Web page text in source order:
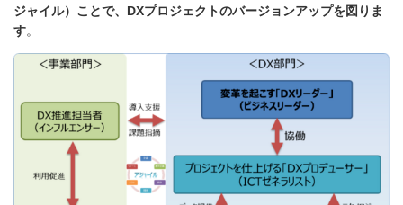
ジャイル）ことで、DXプロジェクトのバージョンアップを図りま
す。